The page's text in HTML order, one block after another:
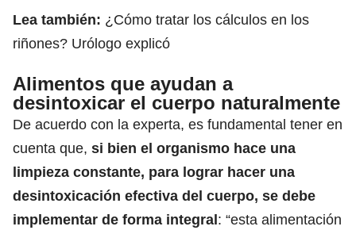
Lea también: ¿Cómo tratar los cálculos en los
riñones? Urólogo explicó
Alimentos que ayudan a
desintoxicar el cuerpo naturalmente
De acuerdo con la experta, es fundamental tener en
cuenta que, si bien el organismo hace una
limpieza constante, para lograr hacer una
desintoxicación efectiva del cuerpo, se debe
implementar de forma integral: “esta alimentación